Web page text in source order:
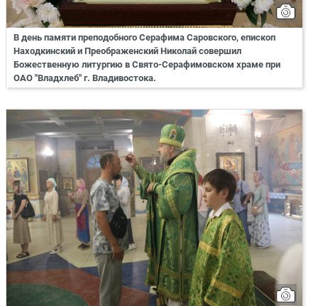
В день памяти преподобного Серафима Саровского, епископ
Находкинский и Преображенский Николай совершил
Божественную литургию в Свято-Серафимовском храме при
ОАО "Владхлеб" г. Владивостока.